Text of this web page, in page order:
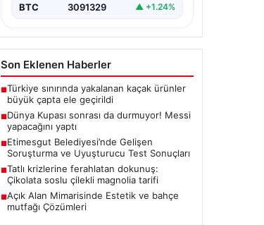
BTC 3091329 ▲ +1.24%
Son Eklenen Haberler
■Türkiye sınırında yakalanan kaçak ürünler
büyük çapta ele geçirildi
■Dünya Kupası sonrası da durmuyor! Messi
yapacağını yaptı
■Etimesgut Belediyesi’nde Gelişen
Soruşturma ve Uyuşturucu Test Sonuçları
■Tatlı krizlerine ferahlatan dokunuş:
Çikolata soslu çilekli magnolia tarifi
■Açık Alan Mimarisinde Estetik ve bahçe
mutfağı Çözümleri